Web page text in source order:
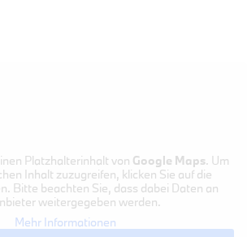
Platzhalterinhalt von Google Maps. Um
Inhalt zuzugreifen, klicken Sie auf die
Bitte beachten Sie, dass dabei Daten an
weitergegeben werden.
Mehr Informationen